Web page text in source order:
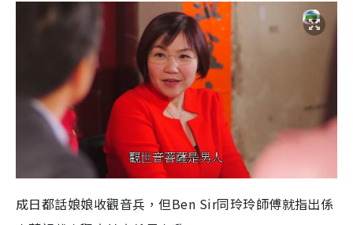
成日都話娘娘收觀音兵，但Ben Sir同玲玲師傅就指出係